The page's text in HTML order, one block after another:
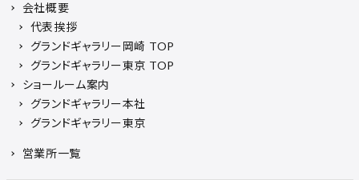
会社概要
代表挨拶
グランドギャラリー岡崎 TOP
グランドギャラリー東京 TOP
ショールーム案内
グランドギャラリー本社
グランドギャラリー東京
営業所一覧